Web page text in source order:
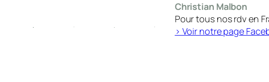
Christian Malbon
Pour tous nos rdv en
> Voir notre page